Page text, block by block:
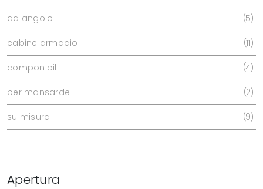
ad angolo 5
cabine armadio 11
componibili 4
per mansarde 2
su misura 9
Apertura